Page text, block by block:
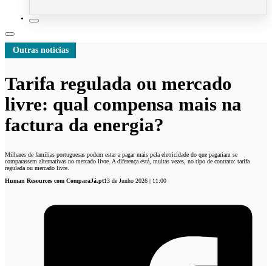
Outras notícias
Tarifa regulada ou mercado
livre: qual compensa mais na
factura da energia?
Milhares de famílias portuguesas podem estar a pagar mais pela eletricidade do que pagariam se
comparassem alternativas no mercado livre. A diferença está, muitas vezes, no tipo de contrato: tarifa
regulada ou mercado livre.
Human Resources com ComparaJá.pt13 de Junho 2026 | 11:00